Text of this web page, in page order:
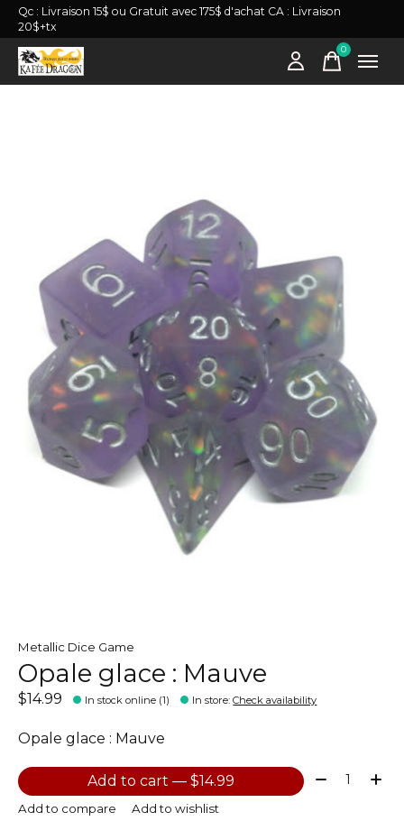
Qc : Livraison 15$ ou Gratuit avec 175$ d'achat CA : Livraison
20$+tx
0items
Metallic Dice Game
Opale glace : Mauve
$14.99 In stock online (1) In store:Check availability
Opale glace : Mauve
Add to cart — $14.99 Quantity:
Add to compare Add to wishlist